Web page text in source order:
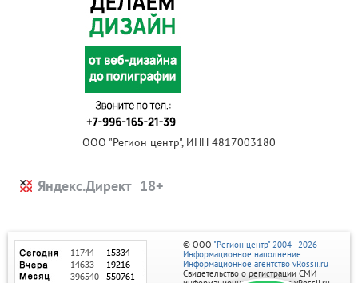
ООО "Регион центр", ИНН 4817003180
Яндекс.Директ
© ООО "Регион центр" 2004 - 2026
Информационное наполнение:
Информационное агентство vRossii.ru
Свидетельство о регистрации СМИ